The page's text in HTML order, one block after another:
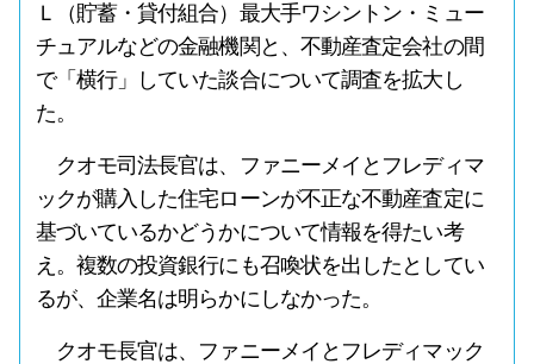
Ｌ（貯蓄・貸付組合）最大手ワシントン・ミュー
チュアルなどの金融機関と、不動産査定会社の間
で「横行」していた談合について調査を拡大し
た。
クオモ司法長官は、ファニーメイとフレディマ
ックが購入した住宅ローンが不正な不動産査定に
基づいているかどうかについて情報を得たい考
え。複数の投資銀行にも召喚状を出したとしてい
るが、企業名は明らかにしなかった。
クオモ長官は、ファニーメイとフレディマック